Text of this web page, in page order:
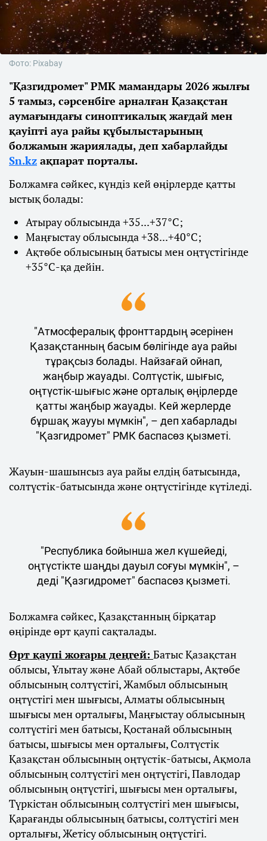
Фото: Pixabay
"Қазгидромет" РМК мамандары 2026 жылғы
5 тамыз, сәрсенбіге арналған Қазақстан
аумағындағы синоптикалық жағдай мен
қауіпті ауа райы құбылыстарының
болжамын жариялады, деп хабарлайды
Sn.kz ақпарат порталы.
Болжамға сәйкес, күндіз кей өңірлерде қатты
ыстық болады:
Атырау облысында +35...+37°С;
Маңғыстау облысында +38...+40°С;
Ақтөбе облысының батысы мен оңтүстігінде
+35°С-қа дейін.
"Атмосфералық фронттардың әсерінен
Қазақстанның басым бөлігінде ауа райы
тұрақсыз болады. Найзағай ойнап,
жаңбыр жауады. Солтүстік, шығыс,
оңтүстік-шығыс және орталық өңірлерде
қатты жаңбыр жауады. Кей жерлерде
бұршақ жаууы мүмкін", – деп хабарлады
"Қазгидромет" РМК баспасөз қызметі.
Жауын-шашынсыз ауа райы елдің батысында,
солтүстік-батысында және оңтүстігінде күтіледі.
"Республика бойынша жел күшейеді,
оңтүстікте шаңды дауыл соғуы мүмкін", –
деді "Қазгидромет" баспасөз қызметі.
Болжамға сәйкес, Қазақстанның бірқатар
өңірінде өрт қаупі сақталады.
Өрт қаупі жоғары деңгей: Батыс Қазақстан
облысы, Ұлытау және Абай облыстары, Ақтөбе
облысының солтүстігі, Жамбыл облысының
оңтүстігі мен шығысы, Алматы облысының
шығысы мен орталығы, Маңғыстау облысының
солтүстігі мен батысы, Қостанай облысының
батысы, шығысы мен орталығы, Солтүстік
Қазақстан облысының оңтүстік-батысы, Ақмола
облысының солтүстігі мен оңтүстігі, Павлодар
облысының оңтүстігі, шығысы мен орталығы,
Түркістан облысының солтүстігі мен шығысы,
Қарағанды облысының батысы, солтүстігі мен
орталығы, Жетісу облысының оңтүстігі.